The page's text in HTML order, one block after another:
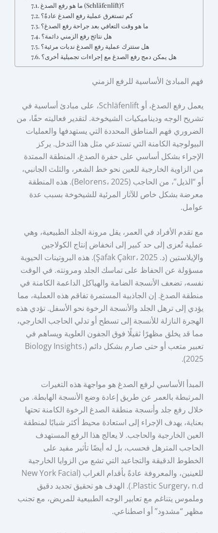
ما هو رفع الصدغ (Schläfenlift)؟
كم تستغرق عملية رفع الصدغ عادةً؟
ما هو وقت التعافي بعد جراحة رفع الصدغ؟
هل نتائج رفع الزمني دائمة؟
هل ستترك عملية رفع الصدغ ندبات مرئية؟
هل يمكن دمج رفع الصدغ مع إجراءات تجميلية أخرى؟
فهم المبادئ الأساسية للرفع الزمني
يعمل رفع الصدغ، أو Schläfenlift، على مبادئ أساسية في
تشريح الوجه وديناميكيات الشيخوخة. لتقدير فعاليته حقًا، من
الضروري فهم المناطق المحددة التي يستهدفها والعمليات
البيولوجية الكامنة التي تستدعي مثل هذا التدخل. يركز
الإجراء بشكل أساسي على حفرة الصدغ، المنطقة الممتدة
من الزاوية الخارجية للعين نحو خط الشعر، والثلث الجانبي،
أو “الذيل”، من الحاجب (Belorens، 2025). هذه المنطقة
معرضة بشكل خاص للآثار المرئية للشيخوخة بسبب عدة
عوامل.
مع تقدم الأفراد في العمر، يقل مرونة الجلد الطبيعية، وهي
عملية تُعزى إلى حد كبير إلى انخفاض إنتاج الكولاجين
والإيلاستين (د. Şafak Çakır، 2025). هذه البروتينات الحيوية
مسؤولة عن الحفاظ على تماسك الجلد ومرونته. في الوقت
نفسه، تضعف الأنسجة الضامة والهياكل الداعمة الكامنة في
منطقة الصدغ. إن الجاذبية المستمرة تفاقم هذه العملية، مما
يؤدي إلى ترهل الجلد والأنسجة الرخوة نحو الأسفل. تؤدي هذه
الهجرة النازلة للأنسجة إلى تسطح أو تدلي الحاجب الخارجي،
مما قد يخلق مظهرًا ثقيلًا فوق الجفون العلوية ويساهم في
تعبير متعب أو حتى صارم بشكل دائم (Biology Insights،
2025).
المبدأ الأساسي لرفع الصدغ هو مواجهة هذه التغيرات
المرتبطة بالعمر عن طريق إعادة وضع الأنسجة الهابطة. من
خلال رفع جلد وأنسجة منطقة الصدغ الرخوة الكامنة تحتها
بعناية، يهدف الإجراء إلى استعادة محيط أكثر شبابًا لمنطقة
العين الخارجية والحاجب. لا يعالج هذا الرفع المستهدف
الحاجب المترهل فحسب، بل له أيضًا تأثير مفيد على
الخطوط الدقيقة والتجاعيد التي تشع من الزوايا الخارجية
للعينين، والمعروفة عادةً بأقدام الغراب (New York Facial
Plastic Surgery، n.d.). الهدف هو تحقيق تجديد دقيق
وملموس يتناغم مع تعابير الوجه الطبيعية للمريض، مع تجنب
مظهر “مشدود” أو اصطناعي.